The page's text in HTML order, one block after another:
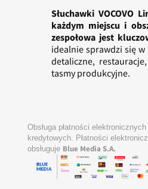
Słuchawki VOCOVO
każdym miejscu i
zespołowa jest
idealnie sprawdzi się w
detaliczne,
tasmy produkcyjne.
Obsługa płatności
kredytowych. Płatności
obsługuje Blue Media S.A.